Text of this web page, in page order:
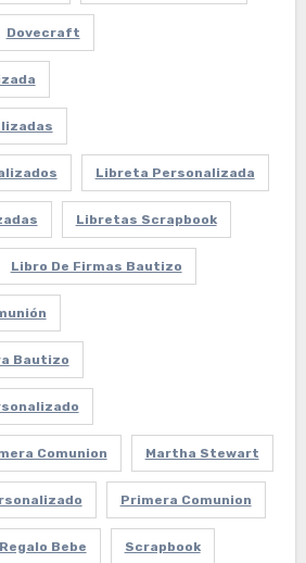
Dovecraft
Libreta Personalizada
Libretas Scrapbook
Libro De Firmas Bautizo
Bautizo
Comunion Martha Stewart
Primera Comunion
Regalo Bebe Scrapbook